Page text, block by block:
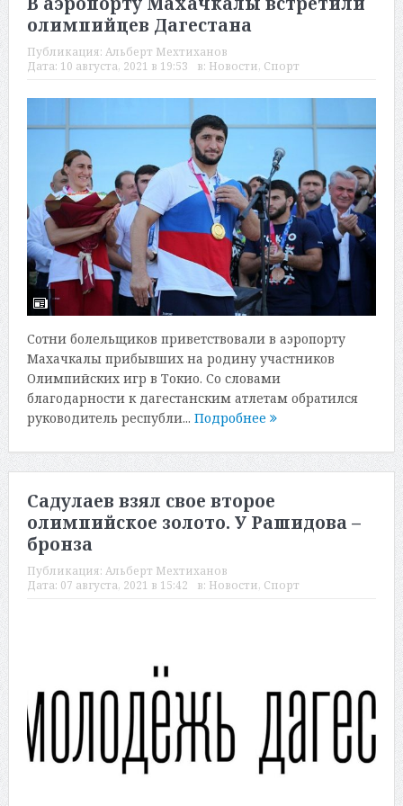
олимпийцев Дагестана
Публикация: Альберт Мехтиханов
Дата: 10 августа, 2021 в 19:53 в: Новости, Спорт
Сотни болельщиков приветствовали в аэропорту
Махачкалы прибывших на родину участников
Олимпийских игр в Токио. Со словами
благодарности к дагестанским атлетам обратился
руководитель республи... Подробнее
Садулаев взял свое второе
олимпийское золото. У Рашидова –
бронза
Публикация: Альберт Мехтиханов
Дата: 07 августа, 2021 в 15:42 в: Новости, Спорт